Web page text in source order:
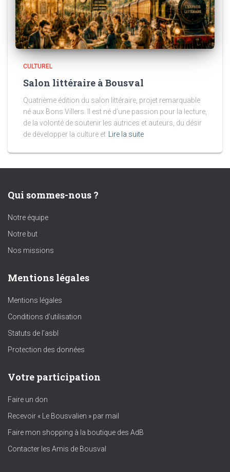
CULTUREL
Salon littéraire à Bousval
Quatrième édition du salon littéraire, projet remarquable
né aux Bons Villers. Il est né d’une passion pour la lecture,
de la volonté de soutenir les autrices et auteurs, du désir
de développer la culture et
Lire la suite
Qui sommes-nous ?
Notre équipe
Notre but
Nos missions
Mentions légales
Mentions légales
Conditions d’utilisation
Statuts de l’asbl
Protection des données
Votre participation
Faire un don
Recevoir « Le Bousvalien » par mail
Faire mon shopping à la boutique des AdB
Contacter les Amis de Bousval